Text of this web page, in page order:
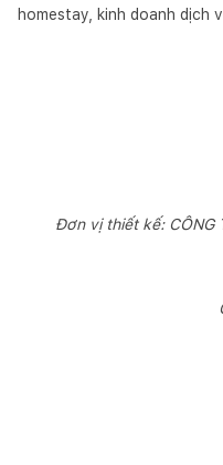
homestay, kinh doanh dịch
Đơn vị thiết kế: CÔNG